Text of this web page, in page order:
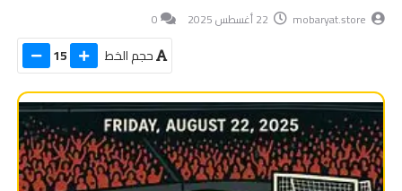
mobaryat.store
0
حجم الخط 15